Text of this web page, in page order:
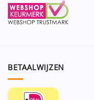
BETAALWIJZEN